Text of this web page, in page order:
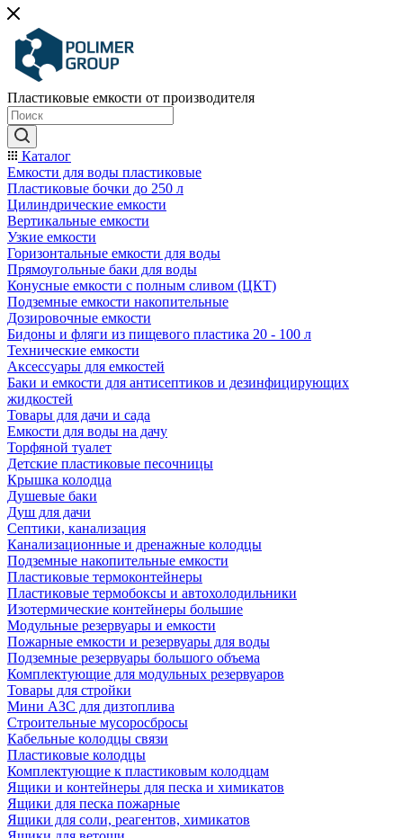
Пластиковые емкости от производителя
Каталог
Емкости для воды пластиковые
Пластиковые бочки до 250 л
Цилиндрические емкости
Вертикальные емкости
Узкие емкости
Горизонтальные емкости для воды
Прямоугольные баки для воды
Конусные емкости с полным сливом (ЦКТ)
Подземные емкости накопительные
Дозировочные емкости
Бидоны и фляги из пищевого пластика 20 - 100 л
Технические емкости
Аксессуары для емкостей
Баки и емкости для антисептиков и дезинфицирующих
жидкостей
Товары для дачи и сада
Емкости для воды на дачу
Торфяной туалет
Детские пластиковые песочницы
Крышка колодца
Душевые баки
Душ для дачи
Септики, канализация
Канализационные и дренажные колодцы
Подземные накопительные емкости
Пластиковые термоконтейнеры
Пластиковые термобоксы и автохолодильники
Изотермические контейнеры большие
Модульные резервуары и емкости
Пожарные емкости и резервуары для воды
Подземные резервуары большого объема
Комплектующие для модульных резервуаров
Товары для стройки
Мини АЗС для дизтоплива
Строительные мусоросбросы
Кабельные колодцы связи
Пластиковые колодцы
Комплектующие к пластиковым колодцам
Ящики и контейнеры для песка и химикатов
Ящики для песка пожарные
Ящики для соли, реагентов, химикатов